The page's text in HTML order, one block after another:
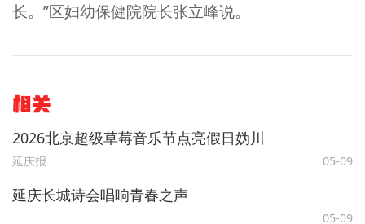
长。”区妇幼保健院院长张立峰说。
相关
2026北京超级草莓音乐节点亮假日妫川
延庆报 05-09
延庆长城诗会唱响青春之声
05-09